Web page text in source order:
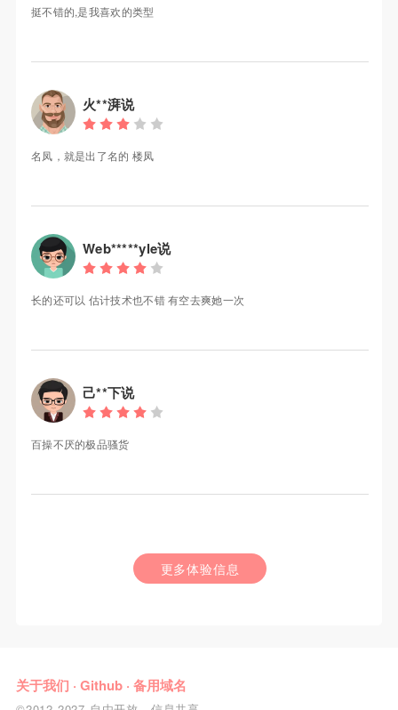
挺不错的,是我喜欢的类型
火**湃说
名凤，就是出了名的 楼凤
Web*****yle说
长的还可以 估计技术也不错 有空去爽她一次
己**下说
百操不厌的极品骚货
更多体验信息
关于我们 · Github· 备用域名